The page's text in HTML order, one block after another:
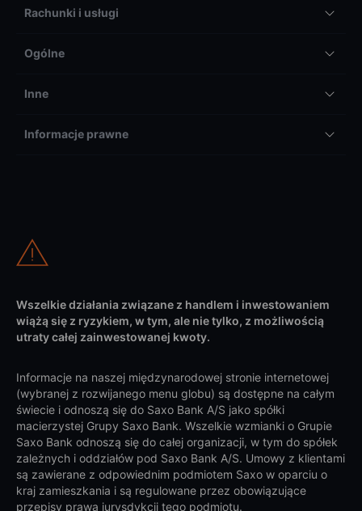
Rachunki i usługi
Ogólne
Inne
Informacje prawne
Wszelkie działania związane z handlem i inwestowaniem
wiążą się z ryzykiem, w tym, ale nie tylko, z możliwością
utraty całej zainwestowanej kwoty.
Informacje na naszej międzynarodowej stronie internetowej
(wybranej z rozwijanego menu globu) są dostępne na całym
świecie i odnoszą się do Saxo Bank A/S jako spółki
macierzystej Grupy Saxo Bank. Wszelkie wzmianki o Grupie
Saxo Bank odnoszą się do całej organizacji, w tym do spółek
zależnych i oddziałów pod Saxo Bank A/S. Umowy z klientami
są zawierane z odpowiednim podmiotem Saxo w oparciu o
kraj zamieszkania i są regulowane przez obowiązujące
przepisy prawa jurysdykcji tego podmiotu.